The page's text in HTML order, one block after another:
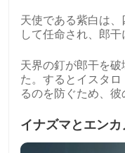
天使である紫白は
して任命され、郎
天界の釘が郎干を
た。するとイスタ
るのを防ぐため、
イナズマとエンカ